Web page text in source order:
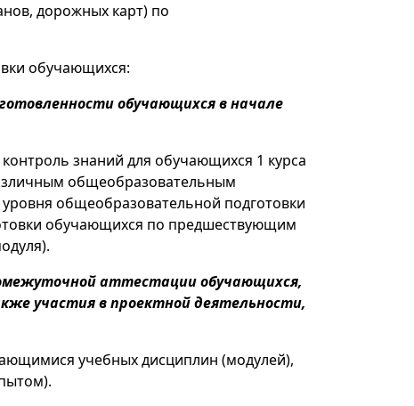
дорожных карт) по
обучающихся:
обучающихся в начале
знаний для обучающихся 1 курса
общеобразовательным
общеобразовательной подготовки
обучающихся по предшествующим
аттестации обучающихся,
участия в проектной деятельности,
учебных дисциплин (модулей),